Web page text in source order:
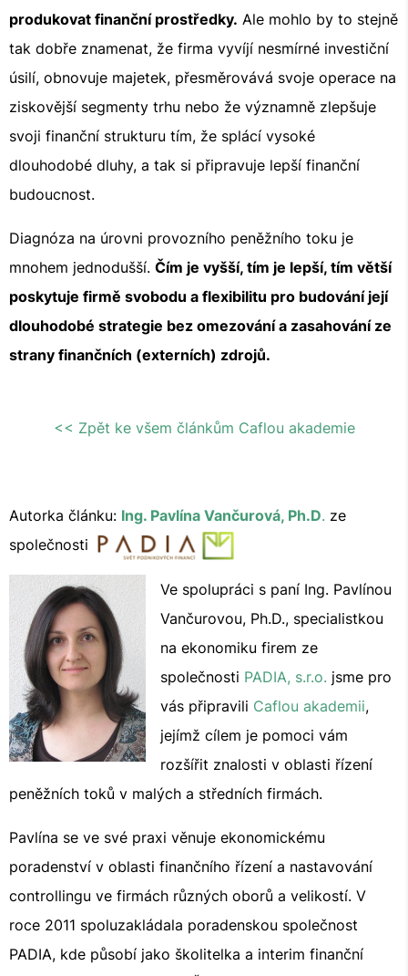
produkovat finanční prostředky. Ale mohlo by to stejně
tak dobře znamenat, že firma vyvíjí nesmírné investiční
úsilí, obnovuje majetek, přesměrovává svoje operace na
ziskovější segmenty trhu nebo že významně zlepšuje
svoji finanční strukturu tím, že splácí vysoké
dlouhodobé dluhy, a tak si připravuje lepší finanční
budoucnost.
Diagnóza na úrovni provozního peněžního toku je
mnohem jednodušší. Čím je vyšší, tím je lepší, tím větší
poskytuje firmě svobodu a flexibilitu pro budování její
dlouhodobé strategie bez omezování a zasahování ze
strany finančních (externích) zdrojů.
<< Zpět ke všem článkům Caflou akademie
Autorka článku: Ing. Pavlína Vančurová, Ph.D. ze
společnosti
Ve spolupráci s paní Ing. Pavlínou
Vančurovou, Ph.D., specialistkou
na ekonomiku firem ze
společnosti PADIA, s.r.o. jsme pro
vás připravili Caflou akademii,
jejímž cílem je pomoci vám
rozšířit znalosti v oblasti řízení
peněžních toků v malých a středních firmách.
Pavlína se ve své praxi věnuje ekonomickému
poradenství v oblasti finančního řízení a nastavování
controllingu ve firmách různých oborů a velikostí. V
roce 2011 spoluzakládala poradenskou společnost
PADIA, kde působí jako školitelka a interim finanční